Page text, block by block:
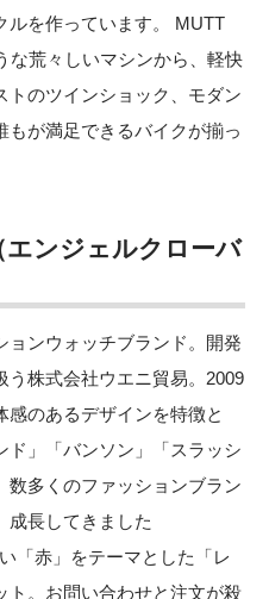
ルを作っています。 MUTT
な荒々しいマシンから、軽快
トのツインショック、モダン
もが満足できるバイクが揃っ
エンジェルクローバ
ョンウォッチブランド。開発
う株式会社ウエニ貿易。2009
のあるデザインを特徴と
ド」「バンソン」「スラッシ
数多くのファッションブラン
成長してきました
「赤」をテーマとした「レ
ト。お問い合わせと注文が殺